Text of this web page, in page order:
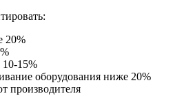
20%
10-15%
оборудования ниже 20%
производителя